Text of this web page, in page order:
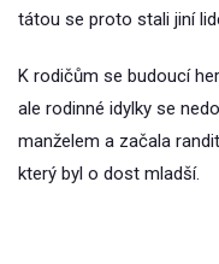
tátou se proto stali jiní
K rodičům se budoucí
ale rodinné idylky se
manželem a začala
který byl o dost mladší.